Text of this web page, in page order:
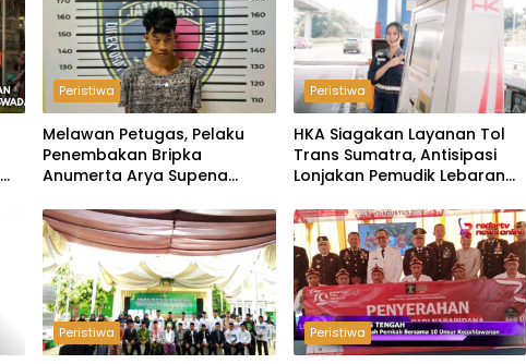
Peristiwa
Melawan Petugas, Pelaku
Penembakan Bripka
Anumerta Arya Supena
Peristiwa
HKA Siagakan Layanan Tol
Trans Sumatra, Antisipasi
Lonjakan Pemudik Lebaran
Peristiwa Peristiwa